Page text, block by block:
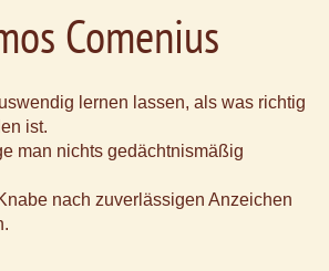
Comenius
lernen lassen, als was richtig
ist.
man nichts gedächtnismäßig
nach zuverlässigen Anzeichen